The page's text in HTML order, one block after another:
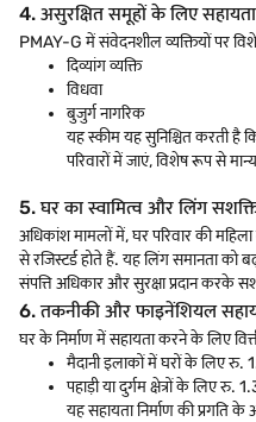
4. असुरक्षित समूहों के लिए सहायता
PMAY-G में संवेदनशील व्यक्तियों पर
दिव्यांग व्यक्ति
विधवा
बुजुर्ग नागरिक
यह स्कीम यह सुनिश्चित करती
परिवारों में जाएं, विशेष रूप से
5. घर का स्वामित्व और लिंग
अधिकांश मामलों में, घर परिवार की
से रजिस्टर्ड होते हैं. यह लिंग समानता को
संपत्ति अधिकार और सुरक्षा प्रदान करके
6. तकनीकी और फाइनेंशियल
घर के निर्माण में सहायता करने के लिए
मैदानी इलाकों में घरों के लिए रु.
पहाड़ी या दुर्गम क्षेत्रों के लिए रु.
यह सहायता निर्माण की प्रगति